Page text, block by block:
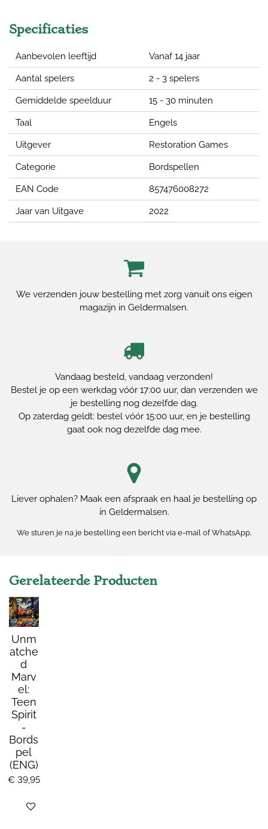
Specificaties
Aanbevolen leeftijd Vanaf 14 jaar
Aantal spelers 2 - 3 spelers
Gemiddelde speelduur 15 - 30 minuten
Taal Engels
Uitgever Restoration Games
Categorie Bordspellen
EAN Code 857476008272
Jaar van Uitgave 2022
We verzenden jouw bestelling met zorg vanuit ons eigen
magazijn in Geldermalsen.
Vandaag besteld, vandaag verzonden!
Bestel je op een werkdag vóór 17:00 uur, dan verzenden we
je bestelling nog dezelfde dag.
Op zaterdag geldt: bestel vóór 15:00 uur, en je bestelling
gaat ook nog dezelfde dag mee.
Liever ophalen? Maak een afspraak en haal je bestelling op
in Geldermalsen.
We sturen je na je bestelling een bericht via e-mail of WhatsApp.
Gerelateerde Producten
Unm
atche
d
Marv
el:
Teen
Spirit
-
Bords
pel
(ENG)
€ 39,95
Bekijk details